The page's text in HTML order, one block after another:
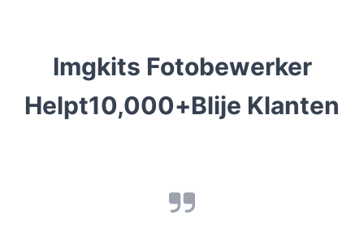
Imgkits Fotobewerker
Helpt10,000+Blije Klanten